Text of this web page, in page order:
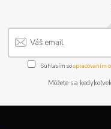
Súhlasím sospracovaním
Môžete sa